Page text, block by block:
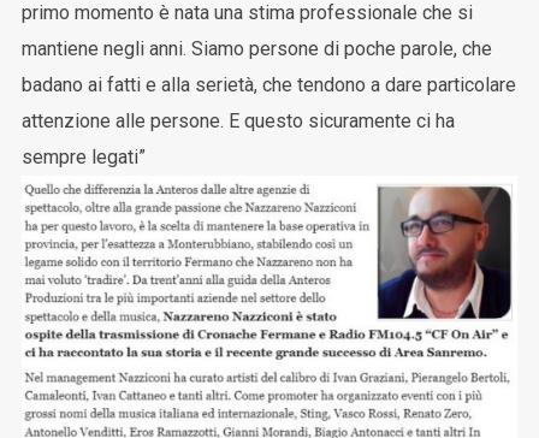
primo momento è nata una stima professionale che si
mantiene negli anni. Siamo persone di poche parole, che
badano ai fatti e alla serietà, che tendono a dare particolare
attenzione alle persone. E questo sicuramente ci ha
sempre legati”